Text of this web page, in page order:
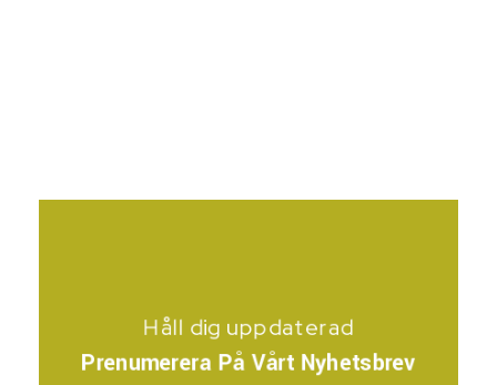
Håll dig uppdaterad
Prenumerera På Vårt Nyhetsbrev